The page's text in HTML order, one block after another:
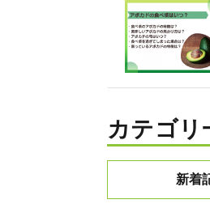
カテゴリ
新着